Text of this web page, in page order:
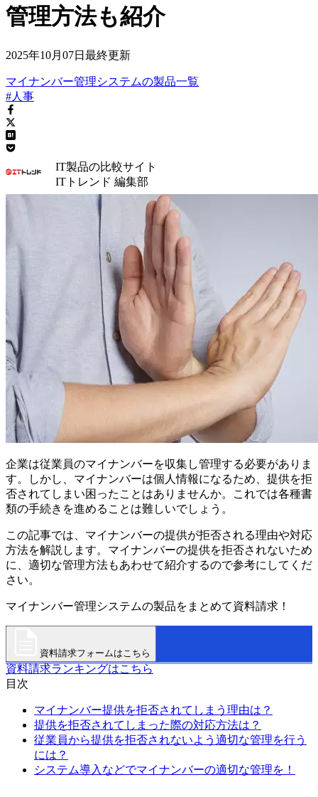
管理方法も紹介
2025年10月07日 最終更新
マイナンバー管理システムの製品一覧
#人事
IT製品の比較サイト
ITトレンド 編集部
企業は従業員のマイナンバーを収集し管理する必要がありま
す。しかし、マイナンバーは個人情報になるため、提供を拒
否されてしまい困ったことはありませんか。これでは各種書
類の手続きを進めることは難しいでしょう。
この記事では、マイナンバーの提供が拒否される理由や対応
方法を解説します。マイナンバーの提供を拒否されないため
に、適切な管理方法もあわせて紹介するので参考にしてくだ
さい。
マイナンバー管理システムの製品をまとめて資料請求！
資料請求フォームはこちら
資料請求ランキングはこちら
目次
マイナンバー提供を拒否されてしまう理由は？
提供を拒否されてしまった際の対応方法は？
従業員から提供を拒否されないよう適切な管理を行う
には？
システム導入などでマイナンバーの適切な管理を！